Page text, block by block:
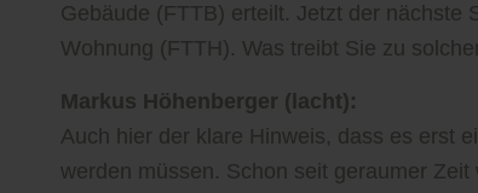
Gebäude (FTTB) erteilt. Jetzt der nächste
Wohnung (FTTH). Was treibt Sie zu
Markus Höhenberger (lacht):
Auch hier der klare Hinweis, dass es erst
werden müssen. Schon seit geraumer